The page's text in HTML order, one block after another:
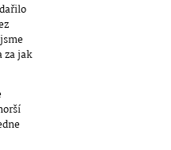
za jak